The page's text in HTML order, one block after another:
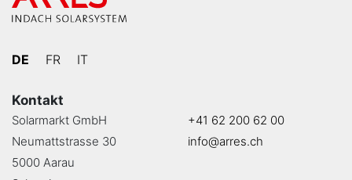
DE FR IT
Kontakt
Solarmarkt GmbH
Neumattstrasse 30
5000 Aarau
+41 62 200 62 00
info@arres.ch